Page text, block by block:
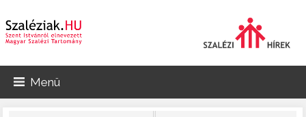
Menü